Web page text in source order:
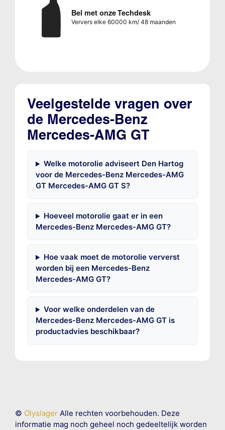
Bel met onze Techdesk
Ververs elke 60000 km/ 48 maanden
Veelgestelde vragen over
de Mercedes-Benz
Mercedes-AMG GT
Welke motorolie adviseert Den Hartog
voor de Mercedes-Benz Mercedes-AMG
GT Mercedes-AMG GT S?
Hoeveel motorolie gaat er in een
Mercedes-Benz Mercedes-AMG GT?
Hoe vaak moet de motorolie ververst
worden bij een Mercedes-Benz
Mercedes-AMG GT?
Voor welke onderdelen van de
Mercedes-Benz Mercedes-AMG GT is
productadvies beschikbaar?
© OlyslagerAlle rechten voorbehouden. Deze
informatie mag noch geheel noch gedeeltelijk worden